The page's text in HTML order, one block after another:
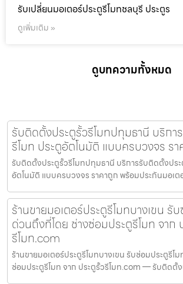
รับเปลี่ยนมอเตอร์ประตูรีโมทชลบุรี ประตูร
ดูเพิ่มเติม »
ดูบทความทั้งหมด
รับติดตั้งประตูรั้วรีโมทปทุมธานี บริกา
รีโมท ประตูอัตโนมัติ แบบครบวงจร ร
รับติดตั้งประตูรั้วรีโมทปทุมธานี บริการรับติดตั้งประ
อัตโนมัติ แบบครบวงจร ราคาถูก พร้อมประกันมอเต
ร้านขายมอเตอร์ประตูรีโมทบางเขน รั
ด่วนถึงที่โดย ช่างซ่อมประตูรีโมท จาก
รีโมท.com
ร้านขายมอเตอร์ประตูรีโมทบางเขน รับซ่อมประตูรีโ
ซ่อมประตูรีโมท จาก ประตูรั้วรีโมท.com — รับติดตั้